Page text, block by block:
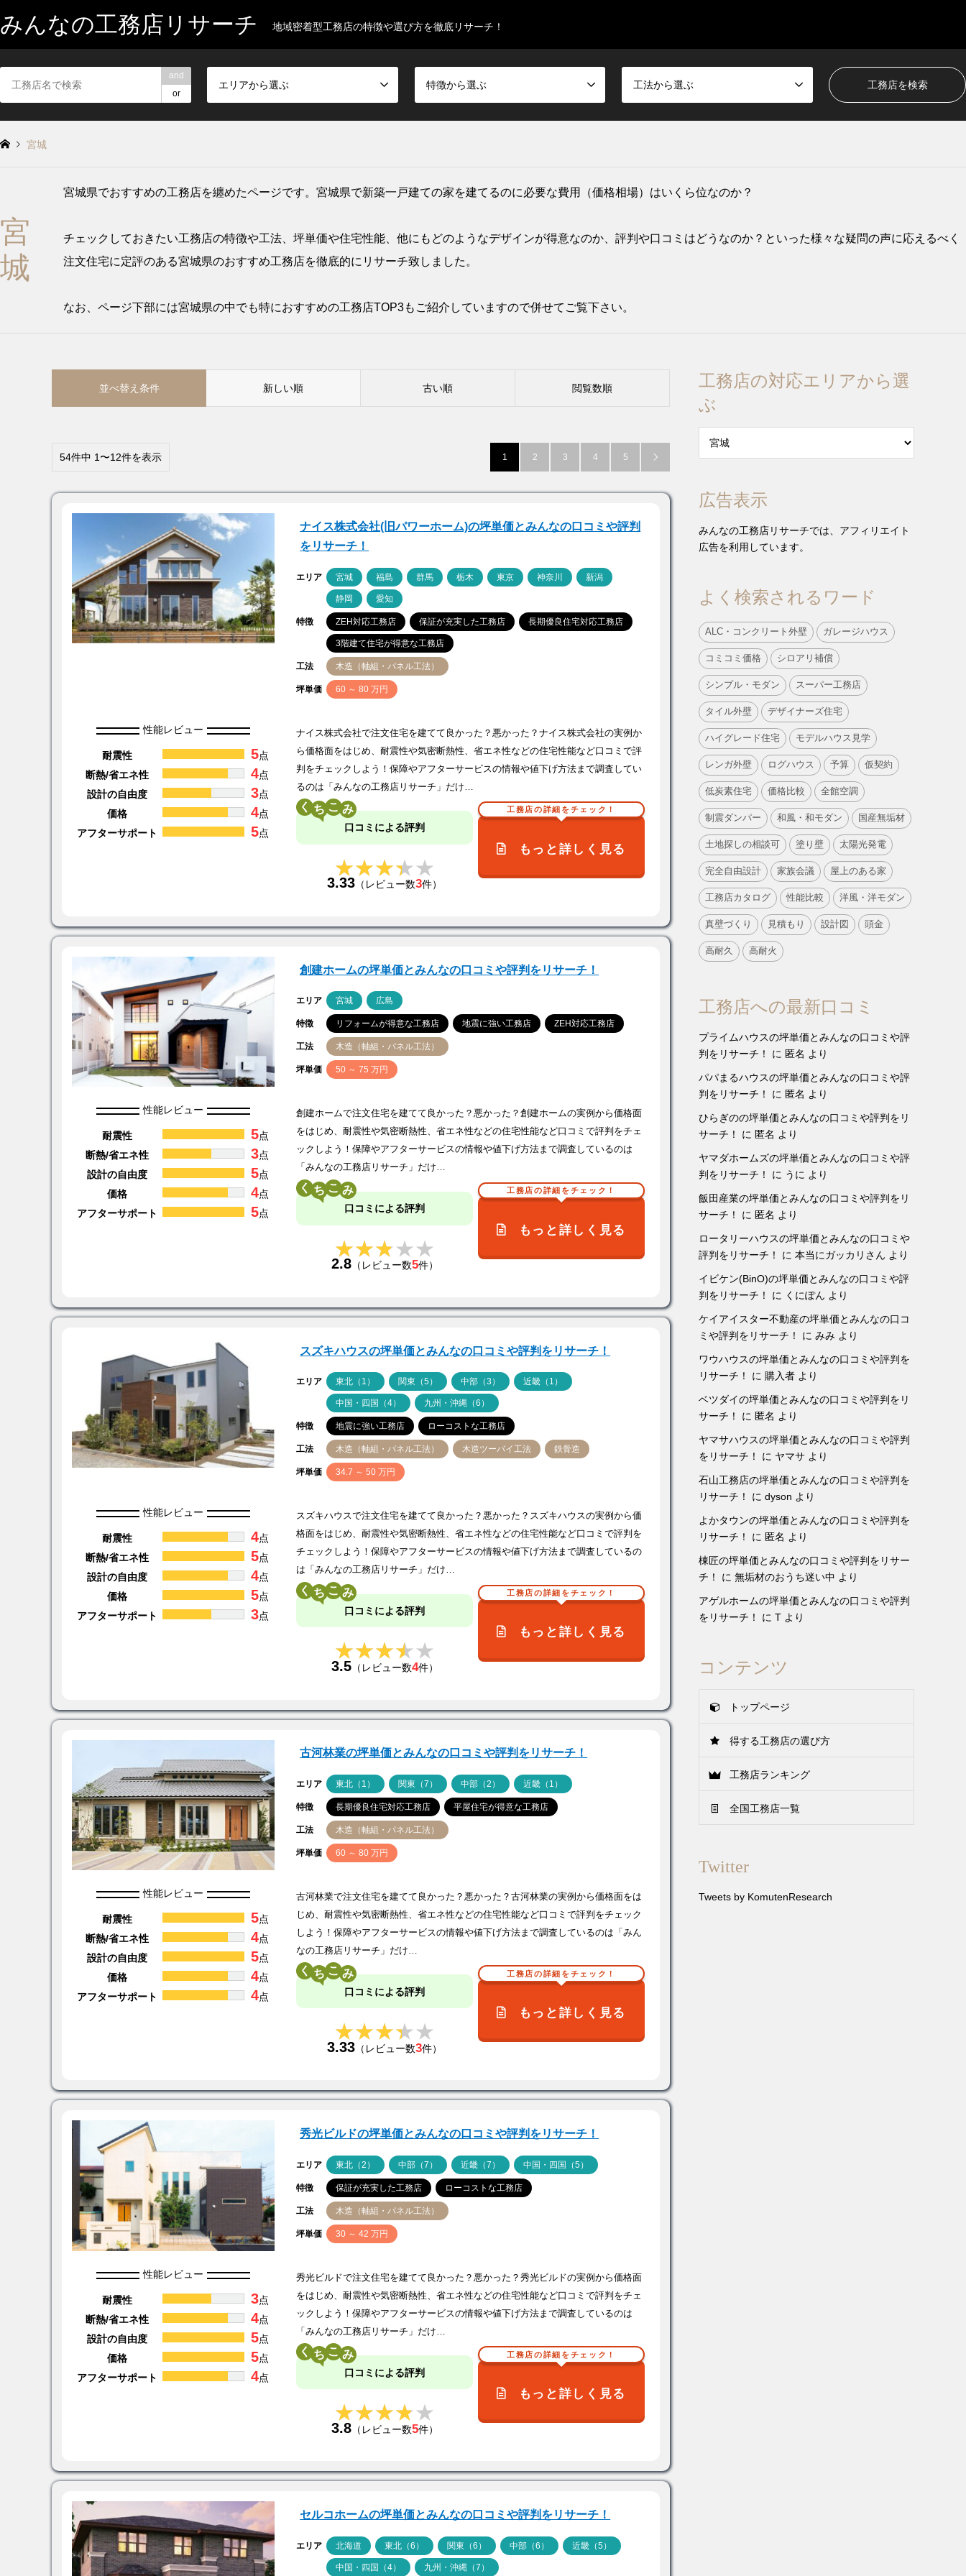
みんなの工務店リサーチ 地域密着型工務店の特徴や選び方を徹底リサーチ！
and
or
エリアから選ぶ 特徴から選ぶ 工法から選ぶ
宮城
宮
城
宮城県でおすすめの工務店を纏めたページです。宮城県で新築一戸建ての家を建てるのに必要な費用（価格相場）はいくら位なのか？
チェックしておきたい工務店の特徴や工法、坪単価や住宅性能、他にもどのようなデザインが得意なのか、評判や口コミはどうなのか？といった様々な疑問の声に応えるべく
注文住宅に定評のある宮城県のおすすめ工務店を徹底的にリサーチ致しました。
なお、ページ下部には宮城県の中でも特におすすめの工務店TOP3もご紹介していますので併せてご覧下さい。
並べ替え条件 新しい順 古い順 閲覧数順
54件中 1〜12件を表示 1 2 3 4 5 
ナイス株式会社(旧パワーホーム)の坪単価とみんなの口コミや評判
をリサーチ！
エリア 宮城 福島 群馬 栃木 東京 神奈川 新潟
静岡 愛知
特徴 ZEH対応工務店 保証が充実した工務店 長期優良住宅対応工務店
3階建て住宅が得意な工務店
工法 木造（軸組・パネル工法）
坪単価 60 ～ 80 万円
性能レビュー
耐震性 5点
断熱/省エネ性
4点
設計の自由度
3点
価格
4点
アフターサポート
5点
ナイス株式会社で注文住宅を建てて良かった？悪かった？ナイス株式会社の実例か
ら価格面をはじめ、耐震性や気密断熱性、省エネ性などの住宅性能など口コミで評
判をチェックしよう！保障やアフターサービスの情報や値下げ方法まで調査してい
るのは「みんなの工務店リサーチ」だけ…
く こ
口コミによる評判
★★★★★
★★★★★
3.33 （レビュー数3件）
工務店の詳細をチェック！
もっと詳しく見る
創建ホームの坪単価とみんなの口コミや評判をリサーチ！
エリア 宮城 広島
特徴 リフォームが得意な工務店 地震に強い工務店 ZEH対応工務店
工法 木造（軸組・パネル工法）
坪単価 50 ～ 75 万円
性能レビュー
耐震性 5点
断熱/省エネ性
3点
設計の自由度
5点
価格
4点
アフターサポート
5点
創建ホームで注文住宅を建てて良かった？悪かった？創建ホームの実例から価格面
をはじめ、耐震性や気密断熱性、省エネ性などの住宅性能など口コミで評判をチェ
ックしよう！保障やアフターサービスの情報や値下げ方法まで調査しているのは
「みんなの工務店リサーチ」だけ…
く こ
口コミによる評判
★★★★★
★★★★★
2.8（レビュー数5件）
工務店の詳細をチェック！
もっと詳しく見る
スズキハウスの坪単価とみんなの口コミや評判をリサーチ！
エリア 東北（1） 関東（5） 中部（3） 近畿（1）
中国・四国（4） 九州・沖縄（6）
特徴 地震に強い工務店 ローコストな工務店
工法 木造（軸組・パネル工法） 木造ツーバイ工法 鉄骨造
坪単価 34.7 ～ 50 万円
性能レビュー
耐震性 4点
断熱/省エネ性
5点
設計の自由度
4点
価格
5点
アフターサポート
3点
スズキハウスで注文住宅を建てて良かった？悪かった？スズキハウスの実例から価
格面をはじめ、耐震性や気密断熱性、省エネ性などの住宅性能など口コミで評判を
チェックしよう！保障やアフターサービスの情報や値下げ方法まで調査しているの
は「みんなの工務店リサーチ」だけ…
く こ
口コミによる評判
★★★★★
★★★★★
3.5（レビュー数4件）
工務店の詳細をチェック！
もっと詳しく見る
古河林業の坪単価とみんなの口コミや評判をリサーチ！
エリア 東北（1） 関東（7） 中部（2） 近畿（1）
特徴 長期優良住宅対応工務店 平屋住宅が得意な工務店
工法 木造（軸組・パネル工法）
坪単価 60 ～ 80 万円
性能レビュー
耐震性 5点
断熱/省エネ性
4点
設計の自由度
5点
価格
4点
アフターサポート
4点
古河林業で注文住宅を建てて良かった？悪かった？古河林業の実例から価格面をは
じめ、耐震性や気密断熱性、省エネ性などの住宅性能など口コミで評判をチェック
しよう！保障やアフターサービスの情報や値下げ方法まで調査しているのは「みん
なの工務店リサーチ」だけ…
く こ
口コミによる評判
★★★★★
★★★★★
3.33 （レビュー数3件）
工務店の詳細をチェック！
もっと詳しく見る
秀光ビルドの坪単価とみんなの口コミや評判をリサーチ！
エリア 東北（2） 中部（7） 近畿（7） 中国・四国（5）
特徴 保証が充実した工務店 ローコストな工務店
工法 木造（軸組・パネル工法）
坪単価 30 ～ 42 万円
性能レビュー
耐震性 3点
断熱/省エネ性
4点
設計の自由度
5点
価格
5点
アフターサポート
4点
秀光ビルドで注文住宅を建てて良かった？悪かった？秀光ビルドの実例から価格面
をはじめ、耐震性や気密断熱性、省エネ性などの住宅性能など口コミで評判をチェ
ックしよう！保障やアフターサービスの情報や値下げ方法まで調査しているのは
「みんなの工務店リサーチ」だけ…
く こ
口コミによる評判
★★★★★
★★★★★
3.8（レビュー数5件）
工務店の詳細をチェック！
もっと詳しく見る
セルコホームの坪単価とみんなの口コミや評判をリサーチ！
エリア 北海道 東北（6） 関東（6） 中部（6） 近畿（5）
中国・四国（4） 九州・沖縄（7）
工務店の対応エリアから選
ぶ
広告表示
みんなの工務店リサーチでは、アフィリエイト
広告を利用しています。
よく検索されるワード
ALC・コンクリート外壁 ガレージハウス
コミコミ価格 シロアリ補償
シンプル・モダン スーパー工務店
タイル外壁 デザイナーズ住宅
ハイグレード住宅 モデルハウス見学
レンガ外壁 ログハウス 予算 仮契約
低炭素住宅 価格比較 全館空調
制震ダンパー 和風・和モダン 国産無垢材
土地探しの相談可 塗り壁 太陽光発電
完全自由設計 家族会議 屋上のある家
工務店カタログ 性能比較 洋風・洋モダン
真壁づくり 見積もり 設計図 頭金
高耐久 高耐火
工務店への最新口コミ
プライムハウスの坪単価とみんなの口コミや評
判をリサーチ！
に 匿名 より
パパまるハウスの坪単価とみんなの口コミや評
判をリサーチ！
に 匿名 より
ひらぎのの坪単価とみんなの口コミや評判をリ
サーチ！
に 匿名 より
ヤマダホームズの坪単価とみんなの口コミや評
判をリサーチ！
に うに より
飯田産業の坪単価とみんなの口コミや評判をリ
サーチ！
に 匿名 より
ロータリーハウスの坪単価とみんなの口コミや
評判をリサーチ！
に 本当にガッカリさん より
イビケン(BinO)の坪単価とみんなの口コミや評
判をリサーチ！
に くにぽん より
ケイアイスター不動産の坪単価とみんなの口コ
ミや評判をリサーチ！
に みみ より
ワウハウスの坪単価とみんなの口コミや評判を
リサーチ！
に 購入者 より
ベツダイの坪単価とみんなの口コミや評判をリ
サーチ！
に 匿名 より
ヤマサハウスの坪単価とみんなの口コミや評判
をリサーチ！
に ヤマサ より
石山工務店の坪単価とみんなの口コミや評判を
リサーチ！
に dyson より
よかタウンの坪単価とみんなの口コミや評判を
リサーチ！
に 匿名 より
棟匠の坪単価とみんなの口コミや評判をリサー
チ！
に 無垢材のおうち迷い中 より
アゲルホームの坪単価とみんなの口コミや評判
をリサーチ！
に T より
コンテンツ
トップページ
得する工務店の選び方
工務店ランキング
全国工務店一覧
Twitter
Tweets by KomutenResearch